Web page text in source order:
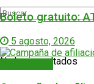
No hay resultados
Boleto gratuito:
5 agosto, 2026